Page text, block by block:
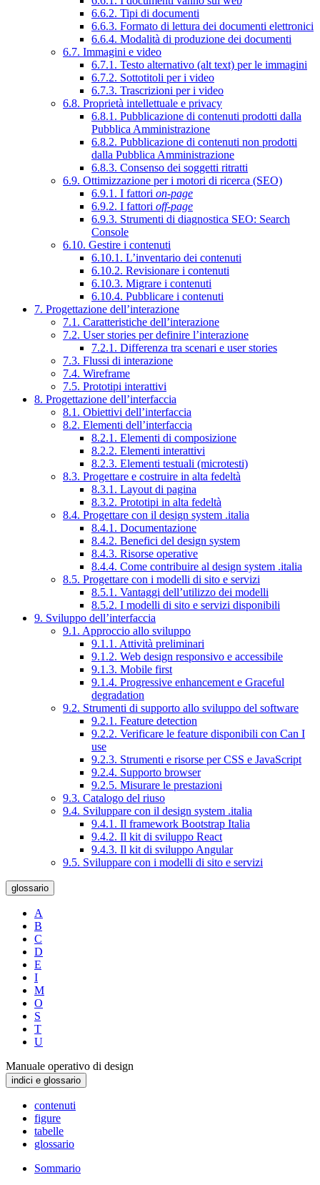
6.6.2. Tipi di documenti
6.6.3. Formato di lettura dei documenti elettronici
6.6.4. Modalità di produzione dei documenti
6.7. Immagini e video
6.7.1. Testo alternativo (alt text) per le immagini
6.7.2. Sottotitoli per i video
6.7.3. Trascrizioni per i video
6.8. Proprietà intellettuale e privacy
6.8.1. Pubblicazione di contenuti prodotti dalla
Pubblica Amministrazione
6.8.2. Pubblicazione di contenuti non prodotti
dalla Pubblica Amministrazione
6.8.3. Consenso dei soggetti ritratti
6.9. Ottimizzazione per i motori di ricerca (SEO)
6.9.1. I fattori on-page
6.9.2. I fattori off-page
6.9.3. Strumenti di diagnostica SEO: Search
Console
6.10. Gestire i contenuti
6.10.1. L’inventario dei contenuti
6.10.2. Revisionare i contenuti
6.10.3. Migrare i contenuti
6.10.4. Pubblicare i contenuti
7. Progettazione dell’interazione
7.1. Caratteristiche dell’interazione
7.2. User stories per definire l’interazione
7.2.1. Differenza tra scenari e user stories
7.3. Flussi di interazione
7.4. Wireframe
7.5. Prototipi interattivi
8. Progettazione dell’interfaccia
8.1. Obiettivi dell’interfaccia
8.2. Elementi dell’interfaccia
8.2.1. Elementi di composizione
8.2.2. Elementi interattivi
8.2.3. Elementi testuali (microtesti)
8.3. Progettare e costruire in alta fedeltà
8.3.1. Layout di pagina
8.3.2. Prototipi in alta fedeltà
8.4. Progettare con il design system .italia
8.4.1. Documentazione
8.4.2. Benefici del design system
8.4.3. Risorse operative
8.4.4. Come contribuire al design system .italia
8.5. Progettare con i modelli di sito e servizi
8.5.1. Vantaggi dell’utilizzo dei modelli
8.5.2. I modelli di sito e servizi disponibili
9. Sviluppo dell’interfaccia
9.1. Approccio allo sviluppo
9.1.1. Attività preliminari
9.1.2. Web design responsivo e accessibile
9.1.3. Mobile first
9.1.4. Progressive enhancement e Graceful
degradation
9.2. Strumenti di supporto allo sviluppo del software
9.2.1. Feature detection
9.2.2. Verificare le feature disponibili con Can I
use
9.2.3. Strumenti e risorse per CSS e JavaScript
9.2.4. Supporto browser
9.2.5. Misurare le prestazioni
9.3. Catalogo del riuso
9.4. Sviluppare con il design system .italia
9.4.1. Il framework Bootstrap Italia
9.4.2. Il kit di sviluppo React
9.4.3. Il kit di sviluppo Angular
9.5. Sviluppare con i modelli di sito e servizi
glossario
A
B
C
D
E
I
M
O
S
T
U
Manuale operativo di design
indici e glossario
contenuti
figure
tabelle
glossario
Sommario